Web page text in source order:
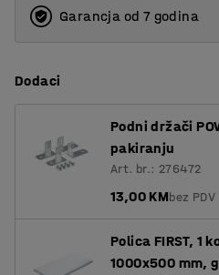
Garancja od 7 godina
Dodaci
Podni držači
pakiranju
Art. br.: 276472
13,00 KMbez PDV
Polica FIRST, 1
1000x500 mm,